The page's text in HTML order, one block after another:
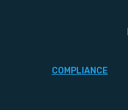
COMPLIANCE